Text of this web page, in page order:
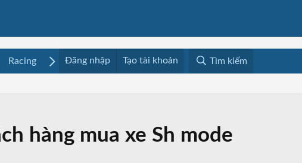
Racing Mua bán Media Resources
Đăng nhập Tạo tài khoản Tìm kiếm
hàng mua xe Sh mode